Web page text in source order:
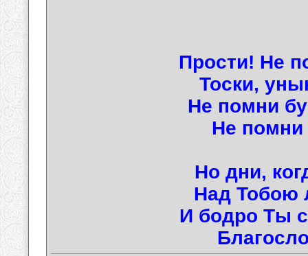
Прости! Не
Тоски,
Не помни
Не помни
Но дни,
Над Тобою
И бодро Ты